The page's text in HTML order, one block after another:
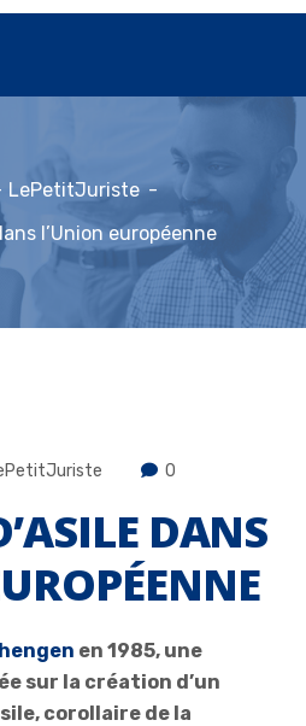
LePetitJuriste
l’Union européenne
0
DANS
en 1985, une
sur la création d’un
corollaire de la